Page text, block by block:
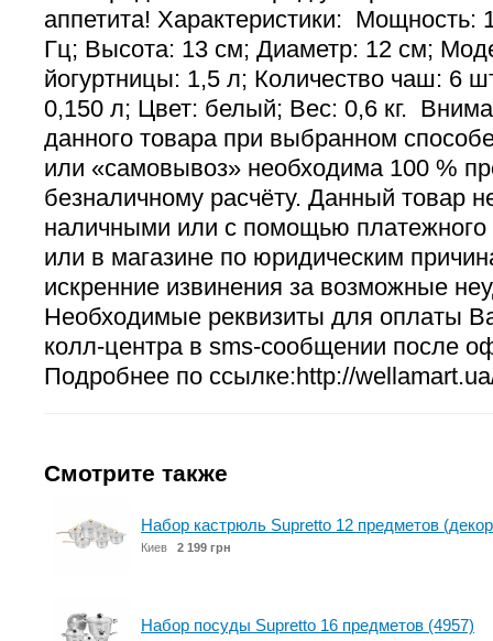
аппетита! Характеристики: Мощность:
Гц; Высота: 13 см; Диаметр: 12 см;
йогуртницы: 1,5 л; Количество чаш: 6
0,150 л; Цвет: белый; Вес: 0,6 кг.
данного товара при выбранном
или «самовывоз» необходима 100 %
безналичному расчёту. Данный товар
наличными или с помощью платежного
или в магазине по юридическим
искренние извинения за возможные
Необходимые реквизиты для оплаты
колл-центра в sms-сообщении после
Подробнее по ссылке:http://
Смотрите также
Набор кастрюль Supretto 12 предметов
Киев 2 199 грн
Набор посуды Supretto 16 предметов (4957)